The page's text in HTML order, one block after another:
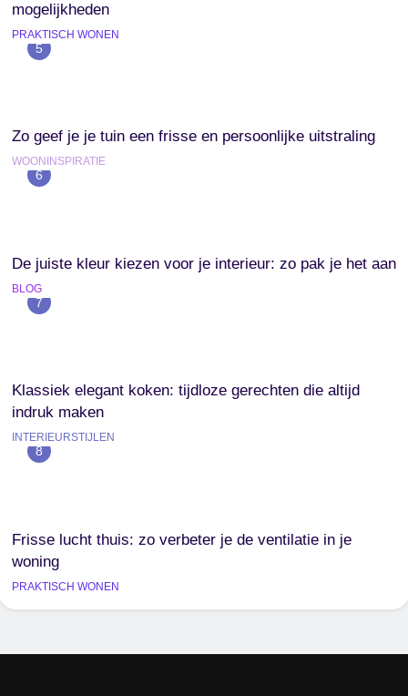
mogelijkheden
PRAKTISCH WONEN
5
Zo geef je je tuin een frisse en persoonlijke uitstraling
WOONINSPIRATIE
6
De juiste kleur kiezen voor je interieur: zo pak je het aan
BLOG
7
Klassiek elegant koken: tijdloze gerechten die altijd
indruk maken
INTERIEURSTIJLEN
8
Frisse lucht thuis: zo verbeter je de ventilatie in je
woning
PRAKTISCH WONEN